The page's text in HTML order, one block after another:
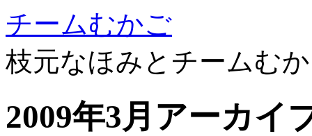
チームむかご
枝元なほみとチームむ
2009年3月アーカイ